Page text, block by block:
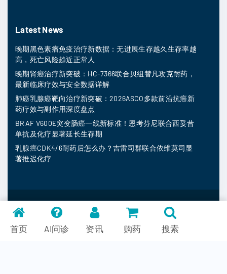
Latest News
晚期黑色素瘤免疫治疗新数据：无进展生存越久生存率越
高，死亡风险趋近正常人
晚期肾癌治疗新突破：HC-7366联合贝组替凡攻克耐药，
最新临床疗效与安全数据详解
肺癌乳腺癌靶向治疗新突破：2026ASCO多款前沿抗癌新
药疗效与副作用深度盘点
BRAF V600E突变肠癌一线新标准！恩考芬尼联合西妥昔
单抗及化疗显著延长生存期
乳腺癌CDK4/6耐药后怎么办？吉雷司群联合依维莫司显
著推迟化疗
MedFind © 2026
首页 AI问诊 资讯 购药 搜索